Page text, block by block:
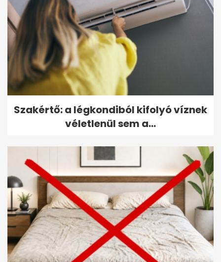
Szakértő: a légkondiból kifolyó víznek
véletlenül sem a...